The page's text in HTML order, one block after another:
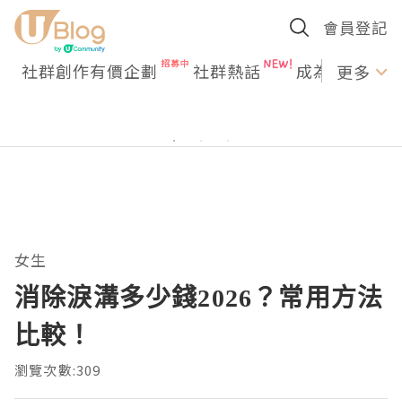
會員登記
社群創作有價企劃 社群熱話 成為U更多
女生
消除淚溝多少錢2026？常用方法
比較！
瀏覽次數:309